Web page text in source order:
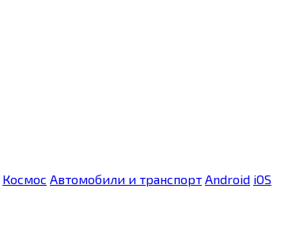
Космос Автомобили и транспорт Android iOS